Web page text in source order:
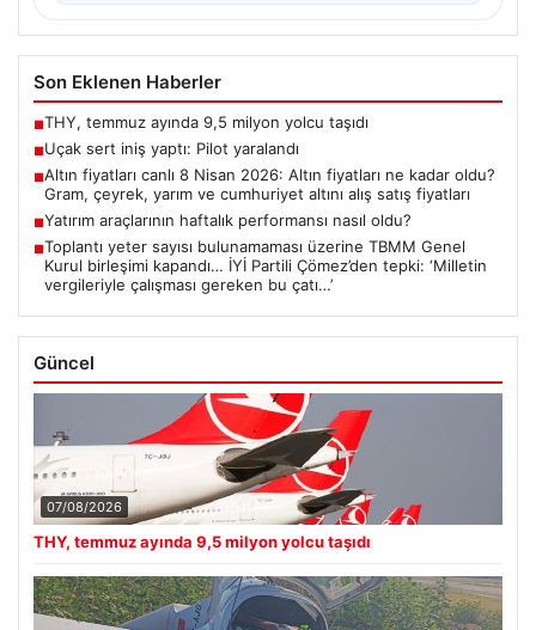
Son Eklenen Haberler
■THY, temmuz ayında 9,5 milyon yolcu taşıdı
■Uçak sert iniş yaptı: Pilot yaralandı
■Altın fiyatları canlı 8 Nisan 2026: Altın fiyatları ne kadar oldu?
Gram, çeyrek, yarım ve cumhuriyet altını alış satış fiyatları
■Yatırım araçlarının haftalık performansı nasıl oldu?
■Toplantı yeter sayısı bulunamaması üzerine TBMM Genel
Kurul birleşimi kapandı… İYİ Partili Çömez’den tepki: ‘Milletin
vergileriyle çalışması gereken bu çatı…’
Güncel
07/08/2026
THY, temmuz ayında 9,5 milyon yolcu taşıdı